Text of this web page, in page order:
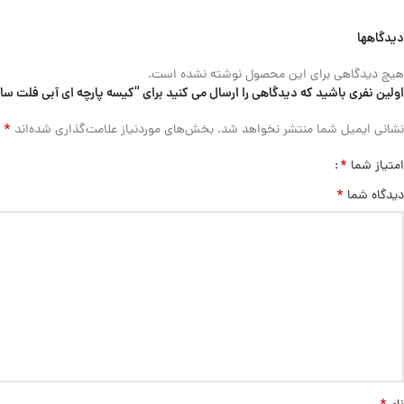
دیدگاهها
هیچ دیدگاهی برای این محصول نوشته نشده است.
اولین نفری باشید که دیدگاهی را ارسال می کنید برای “کیسه پارچه ای آبی فلت سایز 60×50 بسته 100
نشانی ایمیل شما منتشر نخواهد شد. بخش‌های موردنیاز علامت‌گذاری شده‌اند *
امتیاز شما *
دیدگاه شما *